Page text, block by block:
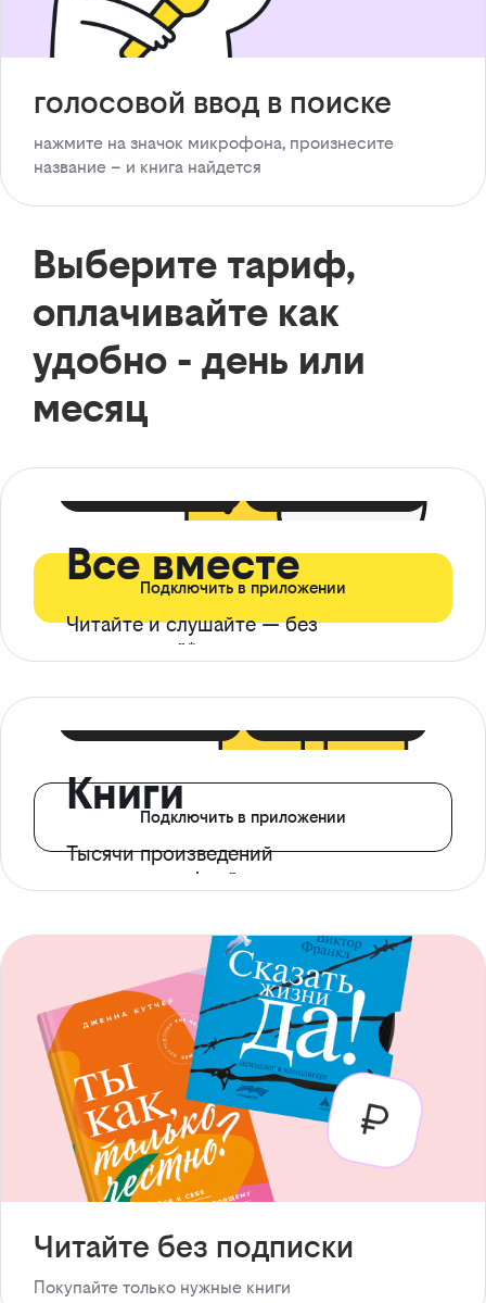
голосовой ввод в поиске
нажмите на значок микрофона, произнесите
название – и книга найдется
Выберите тариф,
оплачивайте как
удобно - день или
месяц
Все вместе
Читайте и слушайте — без
ограничений*
Подключить в приложении
Книги
Тысячи произведений
с доступом офлайн
Подключить в приложении
Читайте без подписки
Покупайте только нужные книги